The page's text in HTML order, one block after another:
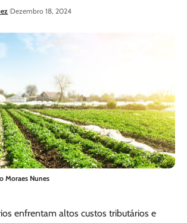
Dezembro 18, 2024
Moraes Nunes
enfrentam altos custos tributários e